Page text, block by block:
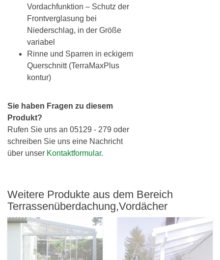
Vordachfunktion – Schutz der
Frontverglasung bei
Niederschlag, in der Größe
variabel
Rinne und Sparren in eckigem
Querschnitt (TerraMaxPlus
kontur)
Sie haben Fragen zu diesem
Produkt?
Rufen Sie uns an 05129 - 279 oder
schreiben Sie uns eine Nachricht
über unser Kontaktformular.
Weitere Produkte aus dem Bereich
Terrassenüberdachung,Vordächer